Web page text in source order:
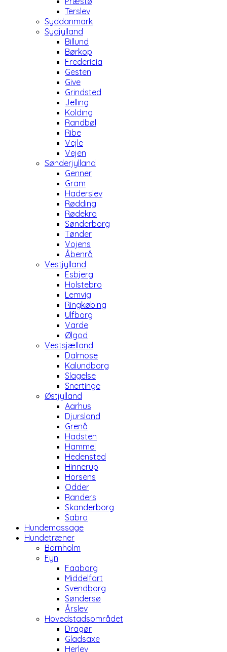
Terslev
Syddanmark
Sydjylland
Billund
Børkop
Fredericia
Gesten
Give
Grindsted
Jelling
Kolding
Randbøl
Ribe
Vejle
Vejen
Sønderjylland
Genner
Gram
Haderslev
Rødding
Rødekro
Sønderborg
Tønder
Vojens
Åbenrå
Vestjylland
Esbjerg
Holstebro
Lemvig
Ringkøbing
Ulfborg
Varde
Ølgod
Vestsjælland
Dalmose
Kalundborg
Slagelse
Snertinge
Østjylland
Aarhus
Djursland
Grenå
Hadsten
Hammel
Hedensted
Hinnerup
Horsens
Odder
Randers
Skanderborg
Sabro
Hundemassage
Hundetræner
Bornholm
Fyn
Faaborg
Middelfart
Svendborg
Søndersø
Årslev
Hovedstadsområdet
Dragør
Gladsaxe
Herlev